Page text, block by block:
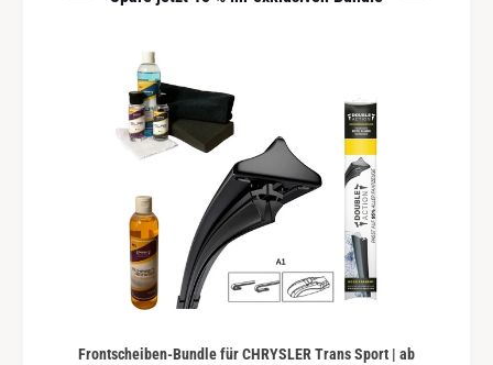
Frontscheiben-Bundle für CHRYSLER Trans Sport | ab